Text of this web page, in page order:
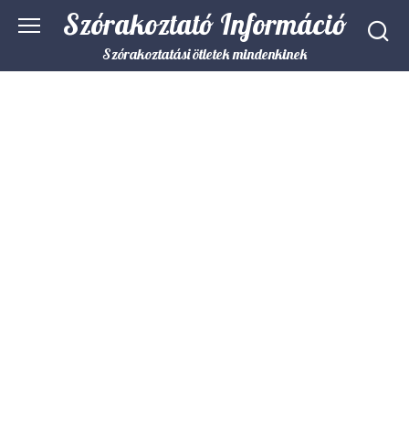
Szórakoztató Információ
Szórakoztatási ötletek mindenkinek